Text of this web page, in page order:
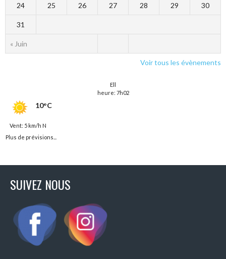
« Juin
24 25 26 27 28 29 30
31
Voir tous les évènements
Ell
heure: 7h02
10°C
Vent: 5 km/h N
Plus de prévisions...
SUIVEZ NOUS